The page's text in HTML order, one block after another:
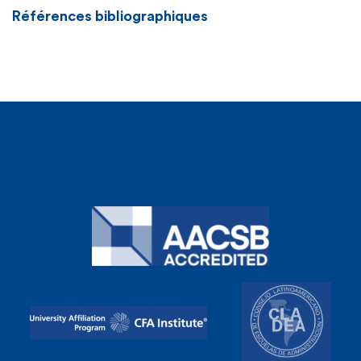
Références bibliographiques